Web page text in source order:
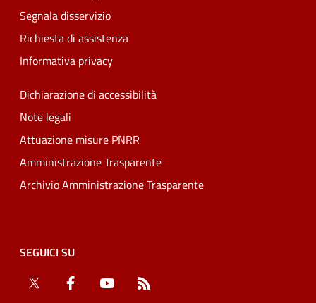
Segnala disservizio
Richiesta di assistenza
Informativa privacy
Dichiarazione di accessibilità
Note legali
Attuazione misure PNRR
Amministrazione Trasparente
Archivio Amministrazione Trasparente
SEGUICI SU
Twitter
Facebook YouTube